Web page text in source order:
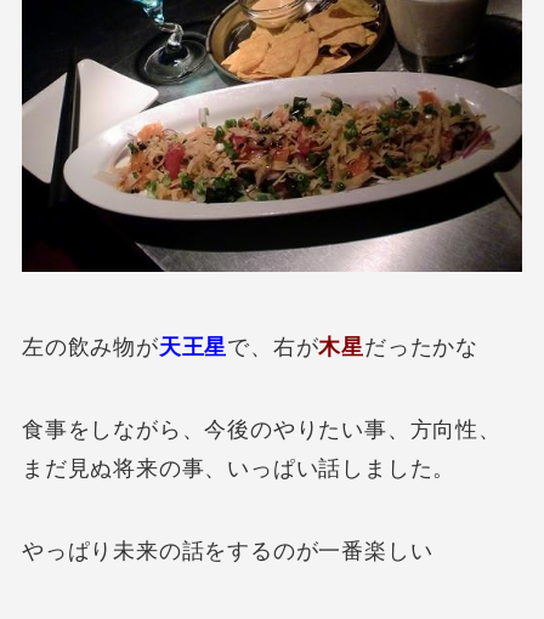
左の飲み物が天王星で、右が木星だったかな
食事をしながら、今後のやりたい事、方向性、
まだ見ぬ将来の事、いっぱい話しました。
やっぱり未来の話をするのが一番楽しい